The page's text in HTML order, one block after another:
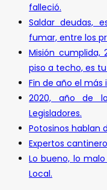
falleció.
Saldar deudas,
fumar, entre los
Misión cumplida,
piso a techo, es
Fin de año el
2020, año de
Legisladores.
Potosinos hablan
Expertos
Lo bueno, lo
Local.